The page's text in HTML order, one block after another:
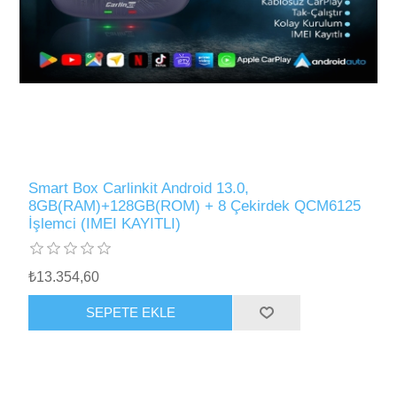
Smart Box Carlinkit Android 13.0,
8GB(RAM)+128GB(ROM) + 8 Çekirdek QCM6125
İşlemci (IMEI KAYITLI)
₺13.354,60
SEPETE EKLE